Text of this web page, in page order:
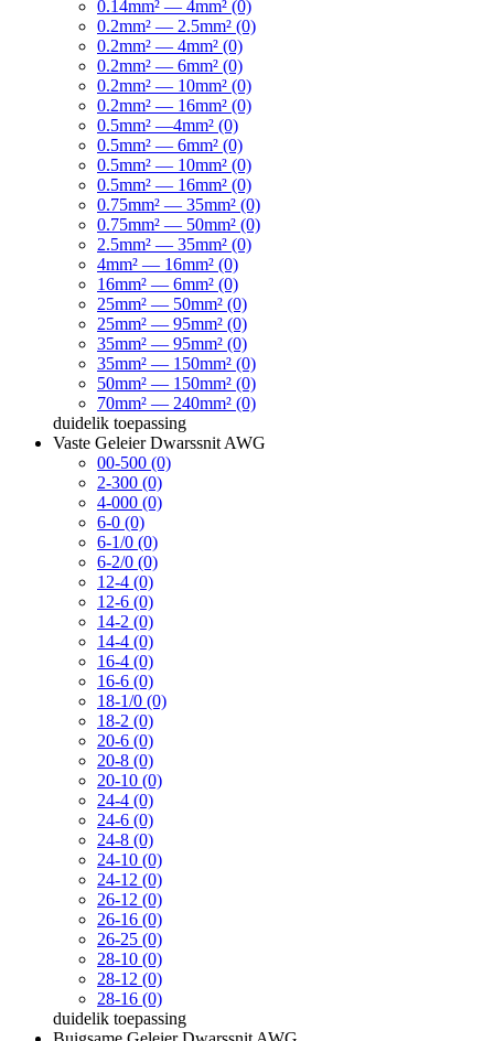
0.14mm² — 4mm² (0)
0.2mm² — 2.5mm² (0)
0.2mm² — 4mm² (0)
0.2mm² — 6mm² (0)
0.2mm² — 10mm² (0)
0.2mm² — 16mm² (0)
0.5mm² —4mm² (0)
0.5mm² — 6mm² (0)
0.5mm² — 10mm² (0)
0.5mm² — 16mm² (0)
0.75mm² — 35mm² (0)
0.75mm² — 50mm² (0)
2.5mm² — 35mm² (0)
4mm² — 16mm² (0)
16mm² — 6mm² (0)
25mm² — 50mm² (0)
25mm² — 95mm² (0)
35mm² — 95mm² (0)
35mm² — 150mm² (0)
50mm² — 150mm² (0)
70mm² — 240mm² (0)
duidelik toepassing
Vaste Geleier Dwarssnit AWG
00-500 (0)
2-300 (0)
4-000 (0)
6-0 (0)
6-1/0 (0)
6-2/0 (0)
12-4 (0)
12-6 (0)
14-2 (0)
14-4 (0)
16-4 (0)
16-6 (0)
18-1/0 (0)
18-2 (0)
20-6 (0)
20-8 (0)
20-10 (0)
24-4 (0)
24-6 (0)
24-8 (0)
24-10 (0)
24-12 (0)
26-12 (0)
26-16 (0)
26-25 (0)
28-10 (0)
28-12 (0)
28-16 (0)
duidelik toepassing